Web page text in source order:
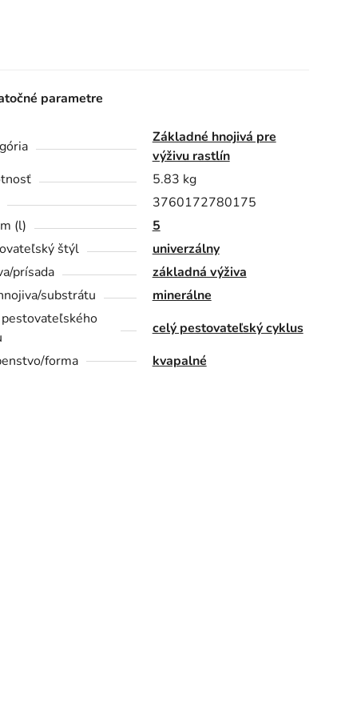
parametre
Základné hnojivá pre
výživu rastlín
5.83 kg
3760172780175
(l)
5
štýl
univerzálny
prísada
základná výživa
substrátu
minerálne
pestovateľského
celý pestovateľský cyklus
forma
kvapalné